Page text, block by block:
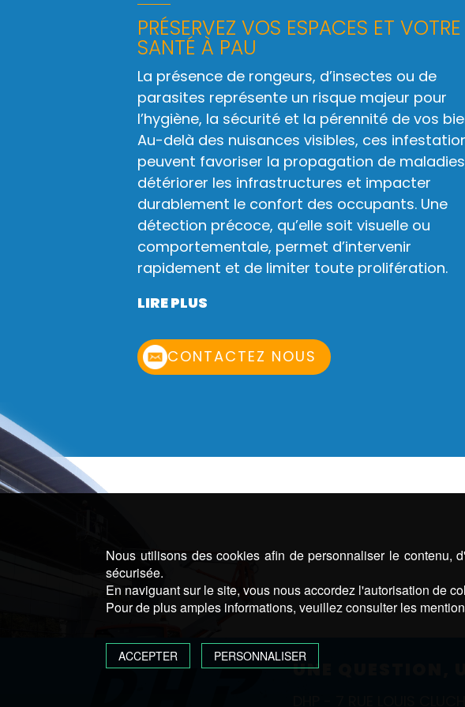
PRÉSERVEZ VOS ESPACES ET VOTRE
SANTÉ À PAU
La présence de rongeurs, d’insectes ou de
parasites représente un risque majeur pour
l’hygiène, la sécurité et la pérennité de vos
Au-delà des nuisances visibles, ces
peuvent favoriser la propagation de
détériorer les infrastructures et impacter
durablement le confort des occupants. Une
détection précoce, qu’elle soit visuelle ou
comportementale, permet d’intervenir
rapidement et de limiter toute prolifération.
LIRE PLUS
CONTACTEZ NOUS
UNE QUESTION,
Nous utilisons des cookies afin de personnaliser le contenu,
sécurisée.
En naviguant sur le site, vous nous accordez l'autorisation de
Pour de plus amples informations, veuillez consulter les
ACCEPTER PERSONNALISER